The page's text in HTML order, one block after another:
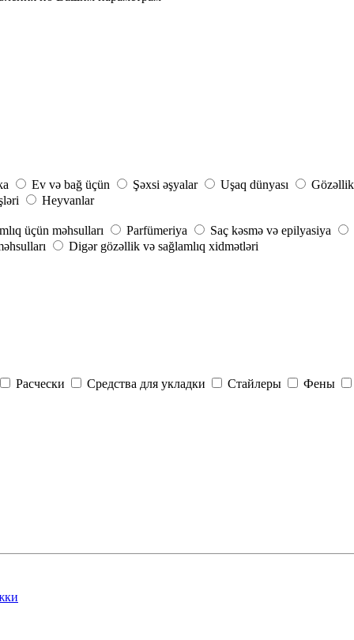
Ev və bağ üçün Şəxsi əşyalar Uşaq dünyası Gözəllik
Heyvanlar
üçün məhsulları Parfümeriya Saç kəsmə və epilyasiya
Digər gözəllik və sağlamlıq xidmətləri
Расчески Средства для укладки Стайлеры Фены